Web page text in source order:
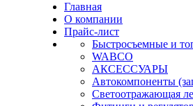
Главная
О компании
Прайс-лист
Быстросъемные и
WABCO
АКСЕССУАРЫ
Автокомпоненты
Светоотражающая